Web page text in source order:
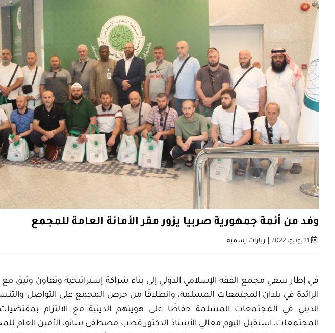
وفد من أئمة جمهورية صربيا يزور مقر الأمانة العامة للمجمع
11 يونيو، 2022 | زيارات رسمية
في إطار سعي مجمع الفقه الإسلامي الدولي إلى بناءشراكة إستراتيجية وتعاون وثيق مع
الرائدة في بلدان المجتمعات المسلمة، وانطلاقًا من حرص المجمع على التواصل
الديني في المجتمعات المسلمة حفاظًا على هويتهم الدينية مع الالتزام
المجتمعات، استقبل اليوم معالي الأستاذ الدكتور قطب مصطفى سانو، الأمين العام